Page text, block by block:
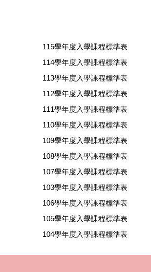
115學年度入學課程標準表
114學年度入學課程標準表
113學年度入學課程標準表
112學年度入學課程標準表
111學年度入學課程標準表
110學年度入學課程標準表
109學年度入學課程標準表
108學年度入學課程標準表
107學年度入學課程標準表
103學年度入學課程標準表
106學年度入學課程標準表
105學年度入學課程標準表
104學年度入學課程標準表